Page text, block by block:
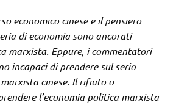
economico cinese e il pensiero
di economia sono ancorati
marxista. Eppure, i commentatori
incapaci di prendere sul serio
cinese. Il rifiuto o
l’economia politica marxista